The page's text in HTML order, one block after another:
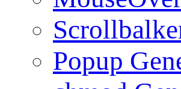
Popup